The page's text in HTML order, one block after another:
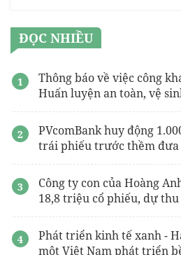
ĐỌC NHIỀU
Thông báo về việc công
Huấn luyện an toàn, vệ
PVcomBank huy động
trái phiếu trước thềm đưa
Công ty con của Hoàng
18,8 triệu cổ phiếu, dự
Phát triển kinh tế xanh -
một Việt Nam phát triển